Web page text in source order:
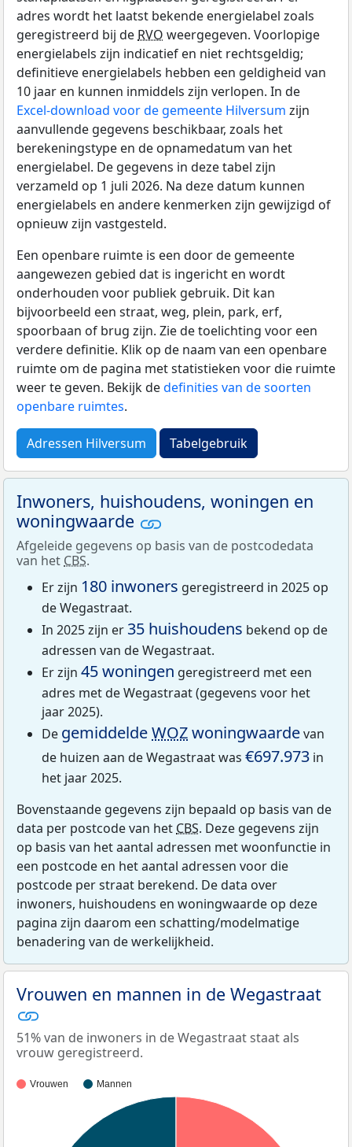
adres wordt het laatst bekende energielabel zoals
geregistreerd bij de RVO weergegeven. Voorlopige
energielabels zijn indicatief en niet rechtsgeldig;
definitieve energielabels hebben een geldigheid van
10 jaar en kunnen inmiddels zijn verlopen. In de
Excel-download voor de gemeente Hilversum zijn
aanvullende gegevens beschikbaar, zoals het
berekeningstype en de opnamedatum van het
energielabel. De gegevens in deze tabel zijn
verzameld op 1 juli 2026. Na deze datum kunnen
energielabels en andere kenmerken zijn gewijzigd of
opnieuw zijn vastgesteld.
Een openbare ruimte is een door de gemeente
aangewezen gebied dat is ingericht en wordt
onderhouden voor publiek gebruik. Dit kan
bijvoorbeeld een straat, weg, plein, park, erf,
spoorbaan of brug zijn. Zie de toelichting voor een
verdere definitie. Klik op de naam van een openbare
ruimte om de pagina met statistieken voor die ruimte
weer te geven. Bekijk dedefinities van de soorten
openbare ruimtes.
Adressen Hilversum Tabelgebruik
Inwoners, huishoudens, woningen en
woningwaarde
Afgeleide gegevens op basis van de postcodedata
van het CBS.
Er zijn 180 inwoners geregistreerd in 2025 op
de Wegastraat.
In 2025 zijn er 35 huishoudens bekend op de
adressen van de Wegastraat.
Er zijn 45 woningen geregistreerd met een
adres met de Wegastraat (gegevens voor het
jaar 2025).
De gemiddeldeWOZwoningwaardevan
de huizen aan de Wegastraat was €697.973 in
het jaar 2025.
Bovenstaande gegevens zijn bepaald op basis van de
data per postcode van het CBS. Deze gegevens zijn
op basis van het aantal adressen met woonfunctie in
een postcode en het aantal adressen voor die
postcode per straat berekend. De data over
inwoners, huishoudens en woningwaarde op deze
pagina zijn daarom een schatting/modelmatige
benadering van de werkelijkheid.
Vrouwen en mannen in de Wegastraat
51% van de inwoners in de Wegastraat staat als
vrouw geregistreerd.
Vrouwen Mannen